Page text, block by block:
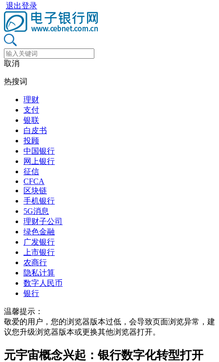
退出登录
取消
热搜词
理财
支付
银联
白皮书
投顾
中国银行
网上银行
征信
CFCA
区块链
手机银行
5G消息
理财子公司
绿色金融
广发银行
上市银行
农商行
隐私计算
数字人民币
银行
温馨提示：
敬爱的用户，您的浏览器版本过低，会导致页面浏览异常，建
议您升级浏览器版本或更换其他浏览器打开。
元宇宙概念兴起：银行数字化转型打开